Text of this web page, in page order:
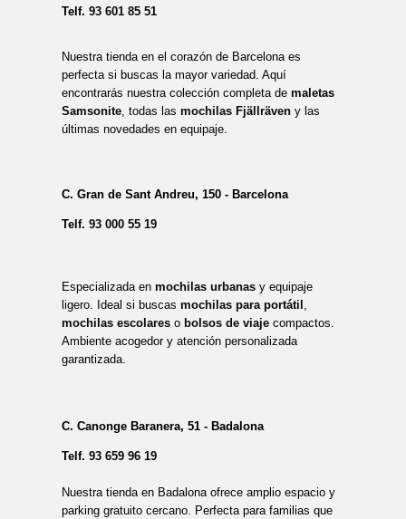
Telf. 93 601 85 51
Nuestra tienda en el corazón de Barcelona es
perfecta si buscas la mayor variedad. Aquí
encontrarás nuestra colección completa de maletas
Samsonite, todas las mochilas Fjällräveny las
últimas novedades en equipaje.
C. Gran de Sant Andreu, 150 - Barcelona
Telf. 93 000 55 19
Especializada en mochilas urbanasy equipaje
ligero. Ideal si buscas mochilas para portátil ,
mochilas escolareso bolsos de viajecompactos.
Ambiente acogedor y atención personalizada
garantizada.
C. Canonge Baranera, 51 - Badalona
Telf. 93 659 96 19
Nuestra tienda en Badalona ofrece amplio espacio y
parking gratuito cercano. Perfecta para familias que